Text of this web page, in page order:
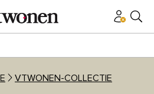
VTWONEN-COLLECTIE